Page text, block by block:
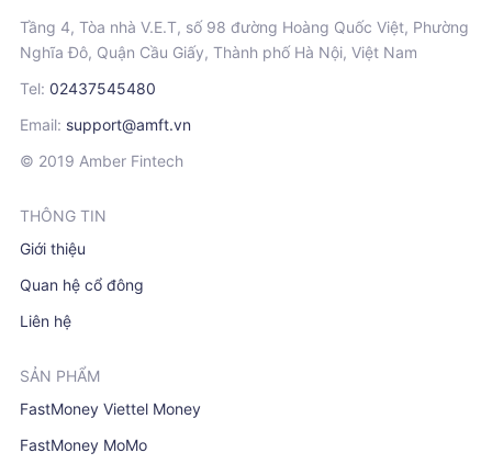
Tầng 4, Tòa nhà V.E.T, số 98 đường Hoàng Quốc Việt, Phường
Nghĩa Đô, Quận Cầu Giấy, Thành phố Hà Nội, Việt Nam
Tel: 02437545480
Email: support@amft.vn
© 2019 Amber Fintech
THÔNG TIN
Giới thiệu
Quan hệ cổ đông
Liên hệ
SẢN PHẨM
FastMoney Viettel Money
FastMoney MoMo